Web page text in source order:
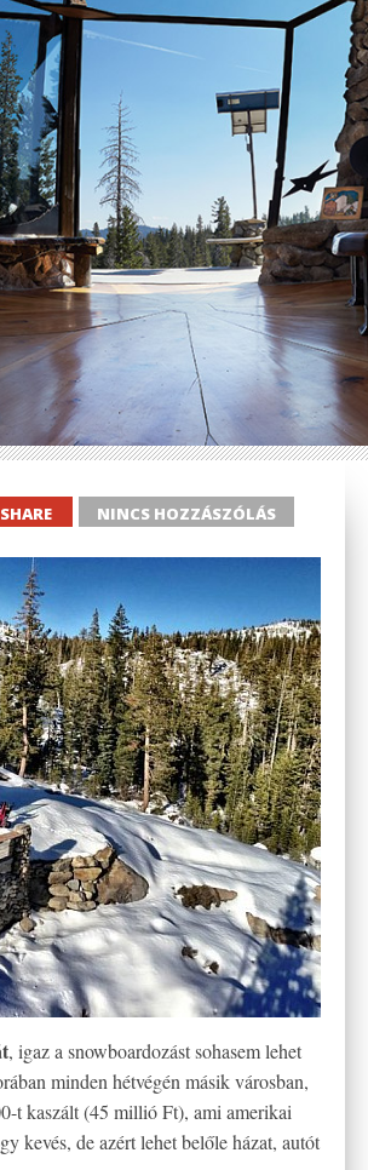
SHARE NINCS HOZZÁSZÓLÁS
, igaz a snowboardozást sohasem lehet
minden hétvégén másik városban,
t kaszált (45 millió Ft), ami amerikai
kevés, de azért lehet belőle házat, autót